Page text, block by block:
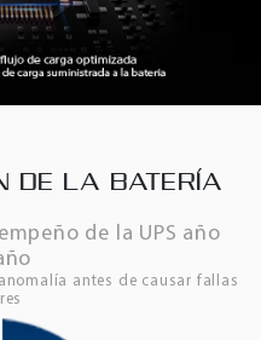
DE LA BATERÍA
de la UPS año
antes de causar fallas